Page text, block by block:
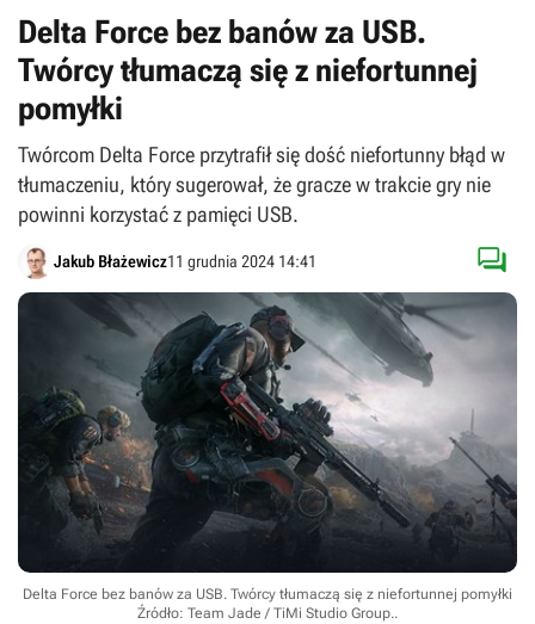
Delta Force bez banów za USB.
Twórcy tłumaczą się z niefortunnej
pomyłki
Twórcom Delta Force przytrafił się dość niefortunny błąd w
tłumaczeniu, który sugerował, że gracze w trakcie gry nie
powinni korzystać z pamięci USB.
Jakub Błażewicz11 grudnia 2024 14:41 
Delta Force bez banów za USB. Twórcy tłumaczą się z niefortunnej pomyłki
Źródło: Team Jade / TiMi Studio Group..